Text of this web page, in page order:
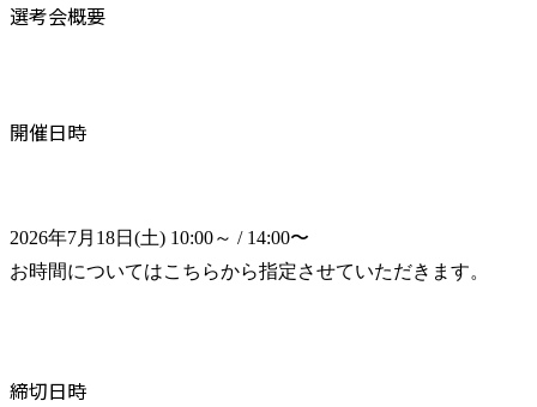
選考会概要
開催日時
2026年7月18日(土) 10:00～ / 14:00〜
お時間についてはこちらから指定させていただきます。
締切日時